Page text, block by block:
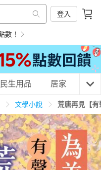
登入
數！
養生保健 民生用品
民生用品 居家 3C
文學小說 荒唐再見【有